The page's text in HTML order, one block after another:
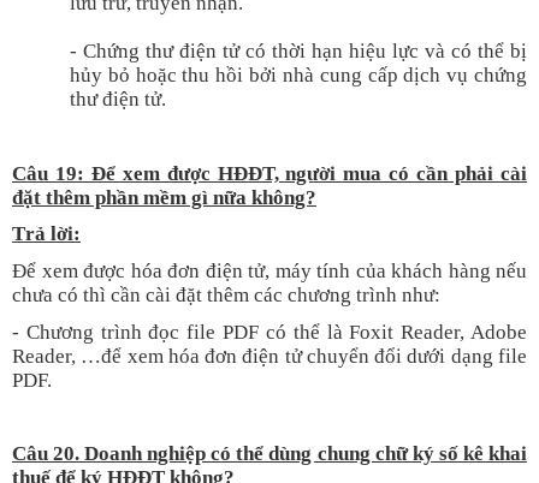
- Chứng thư điện tử có thời hạn hiệu lực và có thể bị
hủy bỏ hoặc thu hồi bởi nhà cung cấp dịch vụ chứng
thư điện tử.
Câu 19: Để xem được HĐĐT, người mua có cần phải cài
đặt thêm phần mềm gì nữa không?
Trả lời:
Để xem được hóa đơn điện tử, máy tính của khách hàng nếu
chưa có thì cần cài đặt thêm các chương trình như:
- Chương trình đọc file PDF có thể là Foxit Reader, Adobe
Reader, …để xem hóa đơn điện tử chuyển đổi dưới dạng file
PDF.
Câu 20. Doanh nghiệp có thể dùng chung chữ ký số kê khai
thuế để ký HĐĐT không?